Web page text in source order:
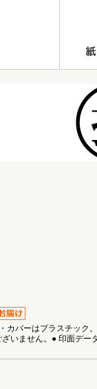
カバーはプラスチック
ざいません。● 印面デー